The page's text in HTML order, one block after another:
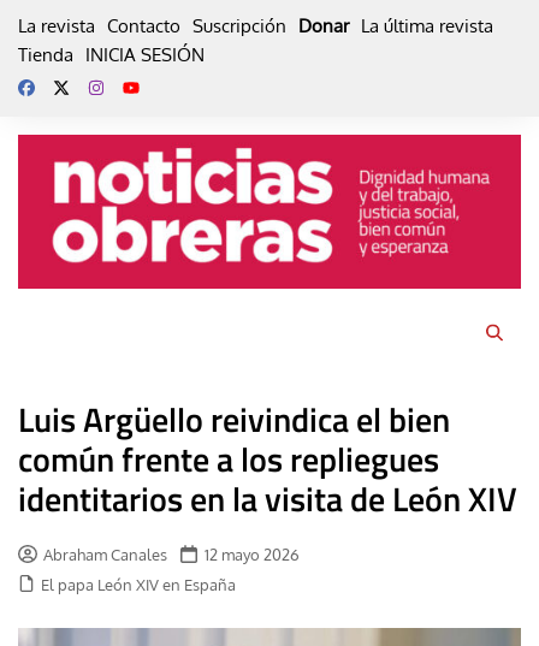
La revista Contacto Suscripción Donar La última revista
Tienda
INICIA SESIÓN
Luis Argüello reivindica el bien
común frente a los repliegues
identitarios en la visita de León XIV
Abraham Canales
12 mayo 2026
El papa León XIV en España